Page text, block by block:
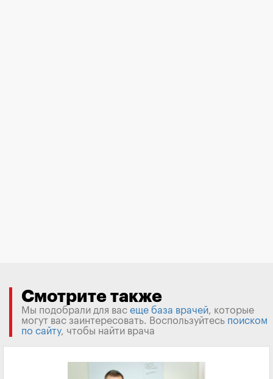
Смотрите также
Мы подобрали для вас еще база врачей, которые
могут вас заинтересовать. Воспользуйтесь поиском
по сайту, чтобы найти врача